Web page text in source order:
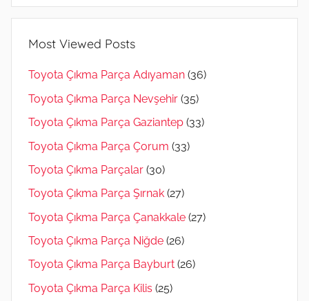
Most Viewed Posts
Toyota Çıkma Parça Adıyaman (36)
Toyota Çıkma Parça Nevşehir (35)
Toyota Çıkma Parça Gaziantep (33)
Toyota Çıkma Parça Çorum (33)
Toyota Çıkma Parçalar (30)
Toyota Çıkma Parça Şırnak (27)
Toyota Çıkma Parça Çanakkale (27)
Toyota Çıkma Parça Niğde (26)
Toyota Çıkma Parça Bayburt (26)
Toyota Çıkma Parça Kilis (25)